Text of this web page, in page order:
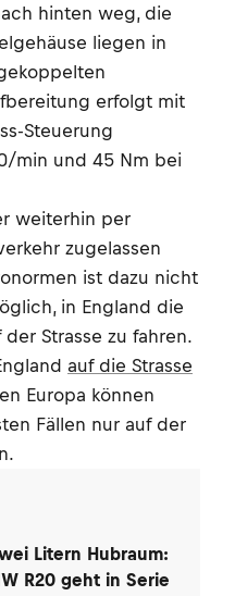
hinten weg, die
liegen in
erfolgt mit
Steuerung
min und 45 Nm bei
weiterhin per
zugelassen
ist dazu nicht
in England die
Strasse zu fahren.
auf die Strasse
Europa können
Fällen nur auf der
Litern Hubraum:
R20 geht in Serie